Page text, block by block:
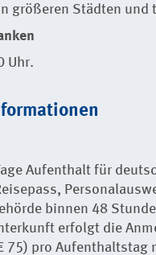
größeren Städten und
Uhr.
Aufenthalt für
binnen 48
erfolgt die
75) pro Aufenthaltstag